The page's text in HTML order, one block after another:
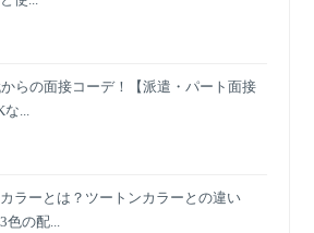
らの面接コーデ！【派遣・パート面接
...
ラーとは？ツートンカラーとの違い
色の配...